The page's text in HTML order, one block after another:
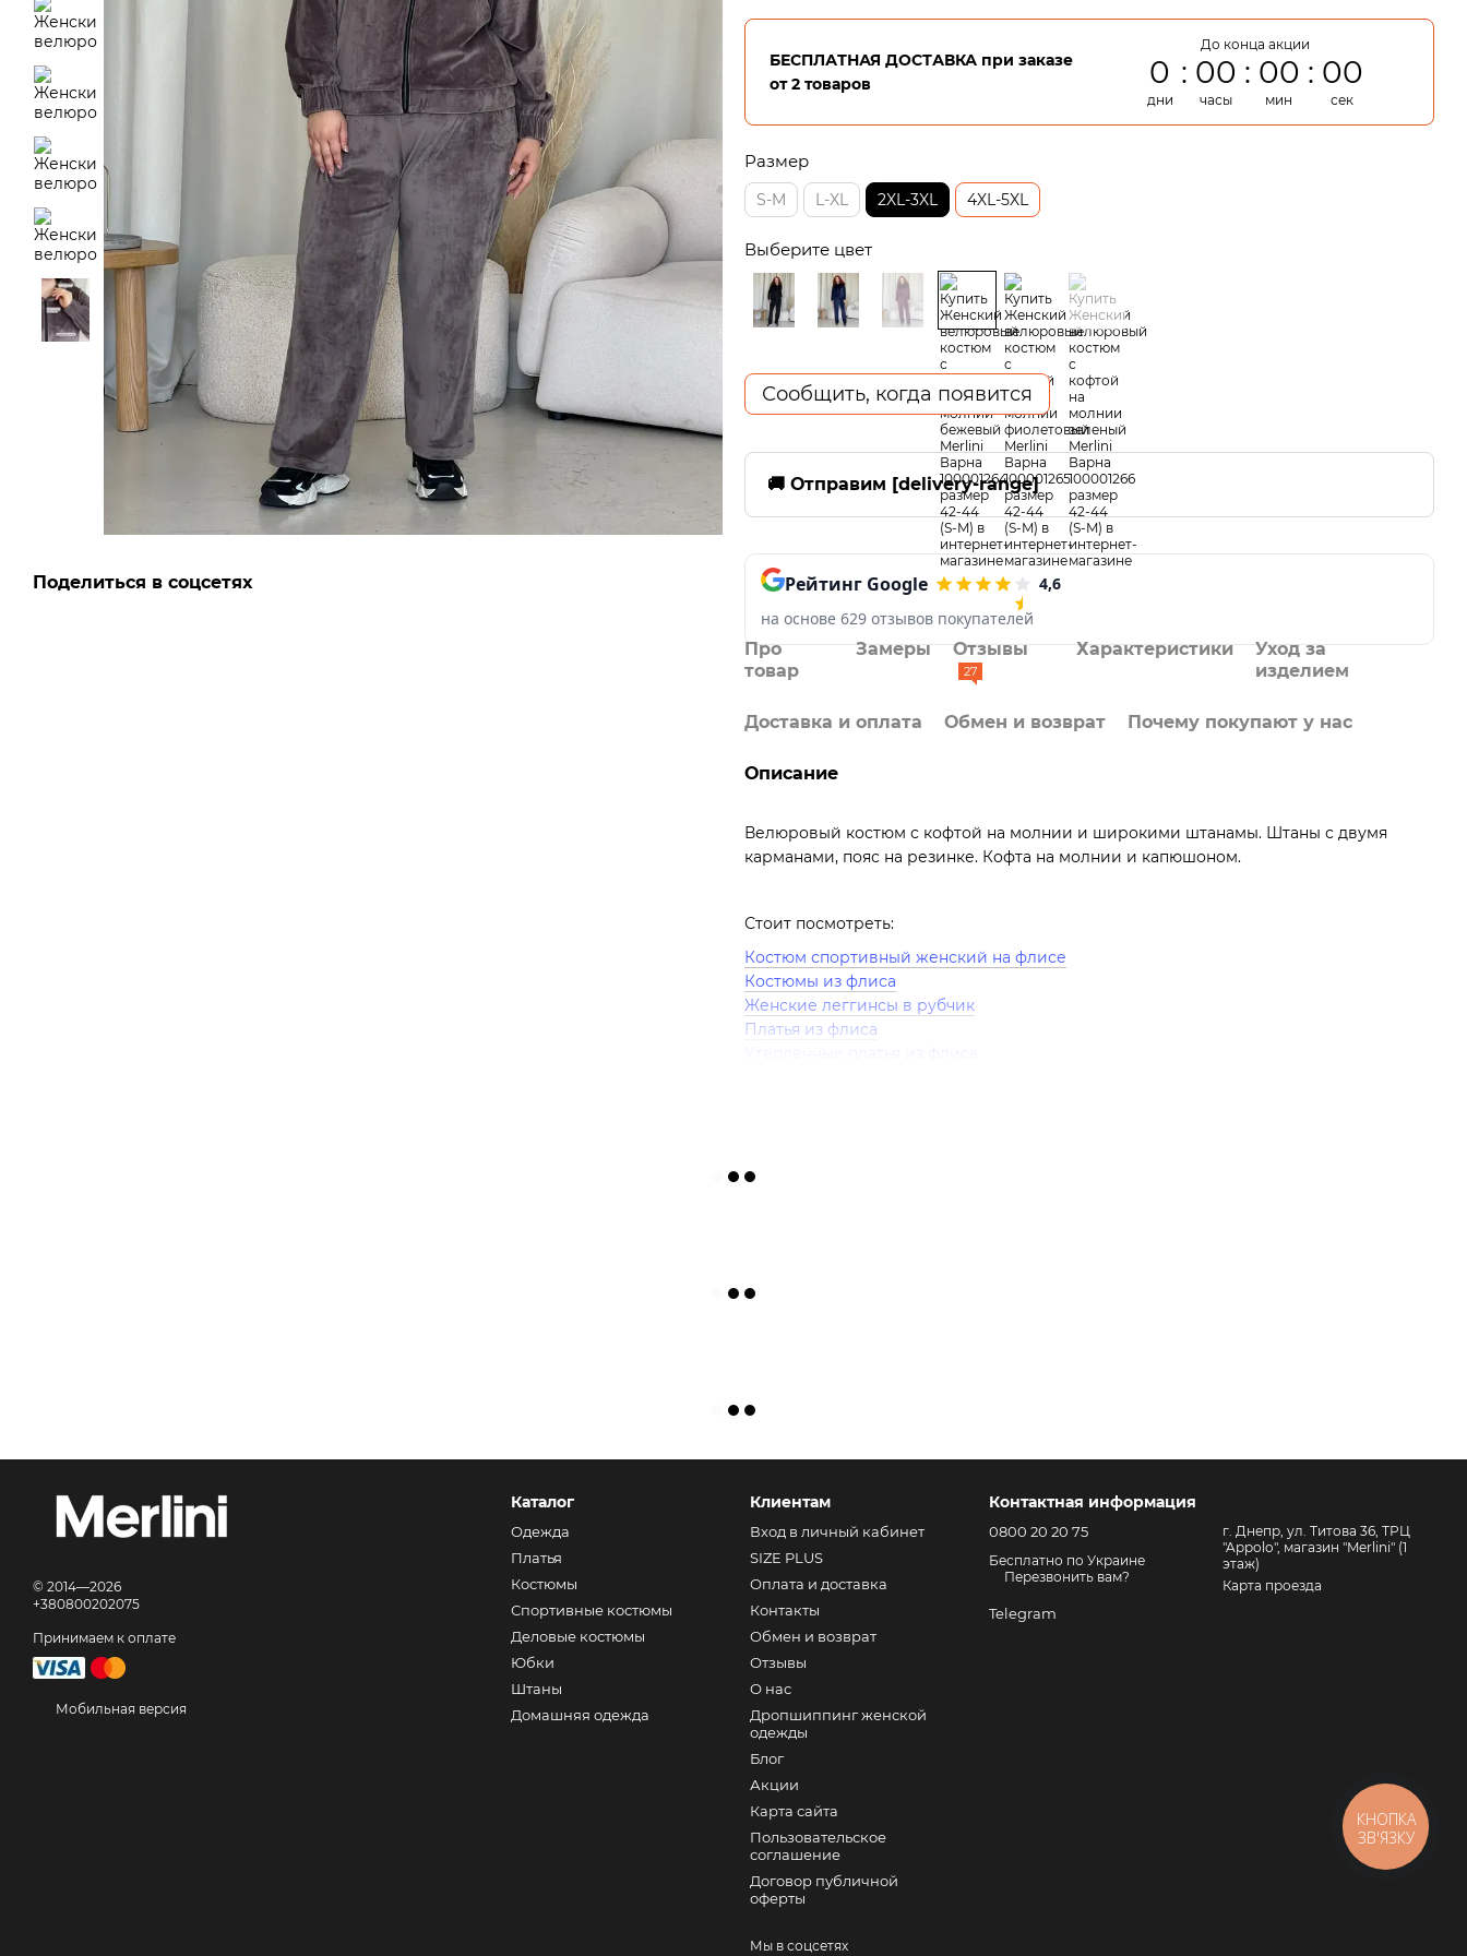
Поделиться в соцсетях
БЕСПЛАТНАЯ ДОСТАВКА при заказе
от 2 товаров
До конца акции
0
дни
00
часы
00
мин
00
сек
Размер
S-M L-XL 2XL-3XL 4XL-5XL
Выберите цвет
Сообщить, когда появится
🚚 Отправим [delivery-range]
Рейтинг Google
4,6
на основе 629 отзывов покупателей
Про
товар
Замеры Отзывы
27
Характеристики
Уход за
изделием
Доставка и оплата Обмен и возврат Почему покупают у нас
Описание
Велюровый костюм с кофтой на молнии и широкими штанамы. Штаны с двумя
карманами, пояс на резинке. Кофта на молнии и капюшоном.
Стоит посмотреть:
Костюм спортивный женский на флисе
Костюмы из флиса
Женские леггинсы в рубчик
Платья из флиса
© 2014—2026
+380800202075
Принимаем к оплате
Мобильная версия
Каталог
Одежда
Платья
Костюмы
Спортивные костюмы
Деловые костюмы
Юбки
Штаны
Домашняя одежда
Клиентам
Вход в личный кабинет
SIZE PLUS
Оплата и доставка
Контакты
Обмен и возврат
Отзывы
О нас
Дропшиппинг женской
одежды
Блог
Акции
Карта сайта
Пользовательское
соглашение
Договор публичной
оферты
Мы в соцсетях
Контактная информация
0800 20 20 75
Бесплатно по Украине
Перезвонить вам?
Telegram
г. Днепр, ул. Титова 36, ТРЦ
"Appolo", магазин "Merlini" (1
этаж)
Карта проезда
КНОПКА
ЗВ'ЯЗКУ